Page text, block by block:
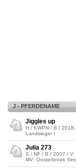
J - PFERDENAME
Jiggles up
H / KWPN / B / 2018
Landsieger I
Julia 273
S / NF / B / 2007 /
MV: Oosterbroek